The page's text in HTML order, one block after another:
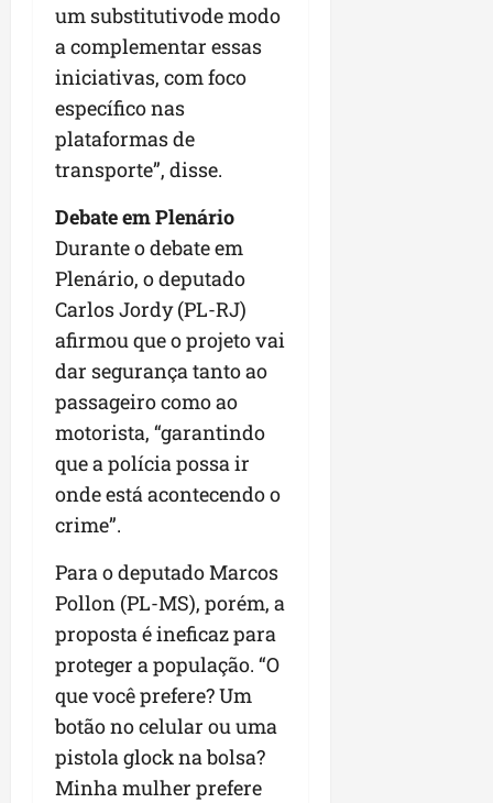
um substitutivode modo
a complementar essas
iniciativas, com foco
específico nas
plataformas de
transporte”, disse.
Debate em Plenário
Durante o debate em
Plenário, o deputado
Carlos Jordy (PL-RJ)
afirmou que o projeto vai
dar segurança tanto ao
passageiro como ao
motorista, “garantindo
que a polícia possa ir
onde está acontecendo o
crime”.
Para o deputado Marcos
Pollon (PL-MS), porém, a
proposta é ineficaz para
proteger a população. “O
que você prefere? Um
botão no celular ou uma
pistola glock na bolsa?
Minha mulher prefere